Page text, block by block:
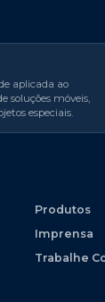
aplicada ao
soluções móveis,
especiais.
Produtos
Imprensa
Trabalhe